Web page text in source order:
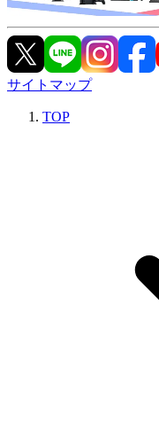
サイトマップ
TOP